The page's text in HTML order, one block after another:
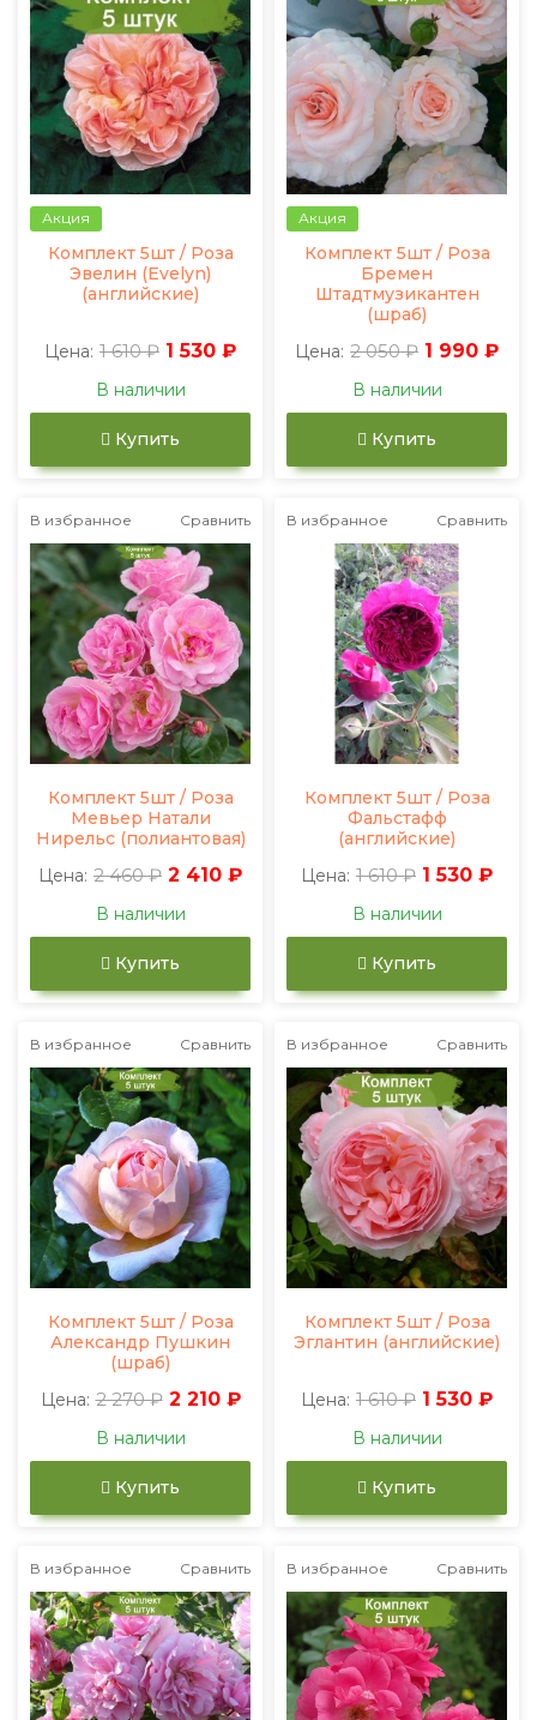
Акция
Комплект 5шт / Роза
Эвелин (Evelyn)
(английские)
Цена: 1 610 ₽ 1 530 ₽
В наличии
Купить
Акция
Комплект 5шт / Роза
Бремен
Штадтмузикантен
(шраб)
Цена: 2 050 ₽ 1 990 ₽
В наличии
Купить
В избранное Сравнить
Комплект 5шт / Роза
Мевьер Натали
Нирельс (полиантовая)
Цена: 2 460 ₽ 2 410 ₽
В наличии
Купить
В избранное Сравнить
Комплект 5шт / Роза
Фальстафф
(английские)
Цена: 1 610 ₽ 1 530 ₽
В наличии
Купить
В избранное Сравнить
Комплект 5шт / Роза
Александр Пушкин
(шраб)
Цена: 2 270 ₽ 2 210 ₽
В наличии
Купить
В избранное Сравнить
Комплект 5шт / Роза
Эглантин (английские)
Цена: 1 610 ₽ 1 530 ₽
В наличии
Купить
В избранное Сравнить В избранное Сравнить